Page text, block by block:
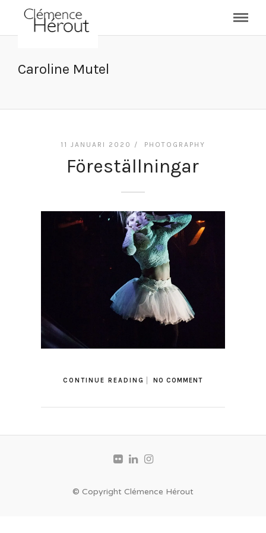
Caroline Mutel
11 JANUARI 2020 / PHOTOGRAPHY
Föreställningar
CONTINUE READING NO COMMENT
© Copyright Clémence Hérout